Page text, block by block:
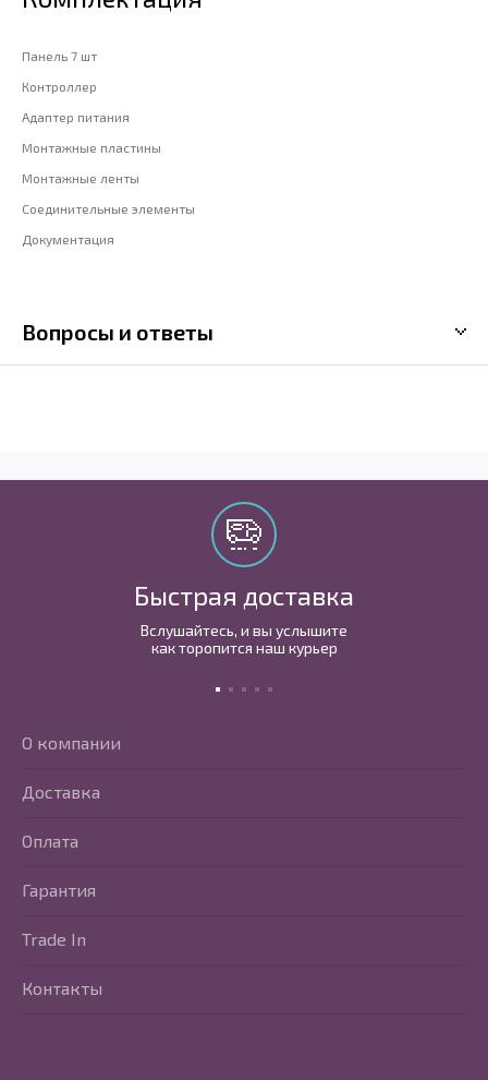
Панель 7 шт
Контроллер
Адаптер питания
Монтажные пластины
Монтажные ленты
Соединительные элементы
Документация
Вопросы и ответы
Быстрая доставка
Вслушайтесь, и вы услышите
как торопится наш курьер
О компании
Доставка
Оплата
Гарантия
Trade In
Контакты